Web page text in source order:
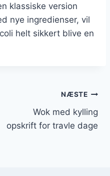
klassiske version
nye ingredienser, vil
helt sikkert blive en
NÆSTE
Wok med kylling
opskrift for travle dage